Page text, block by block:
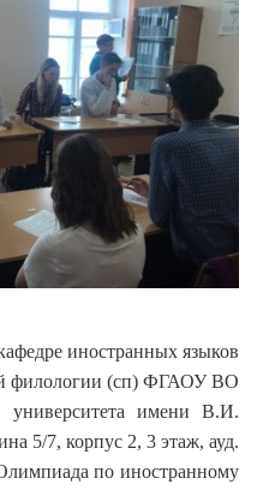
иностранных языков
филологии (сп) ФГАОУ ВО
университета имени В.И.
5/7, корпус 2, 3 этаж, ауд.
по иностранному